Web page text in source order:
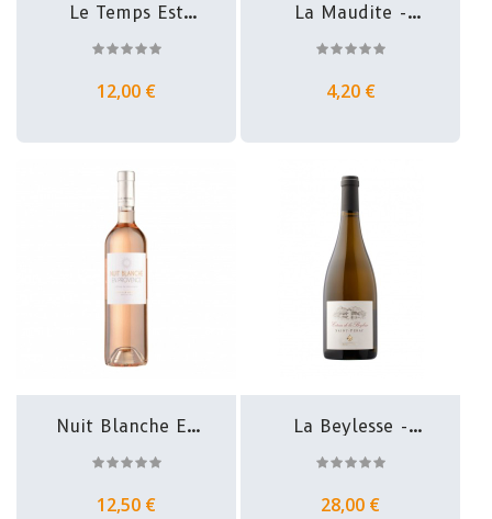
Le Temps Est
12,00 €
La Maudite -
4,20 €
Nuit Blanche En
12,50 €
La Beylesse -
28,00 €